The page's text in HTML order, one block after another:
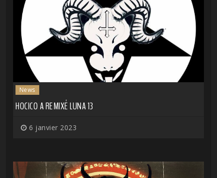
News
HOCICO A REMIXÉ LUNA 13
6 janvier 2023